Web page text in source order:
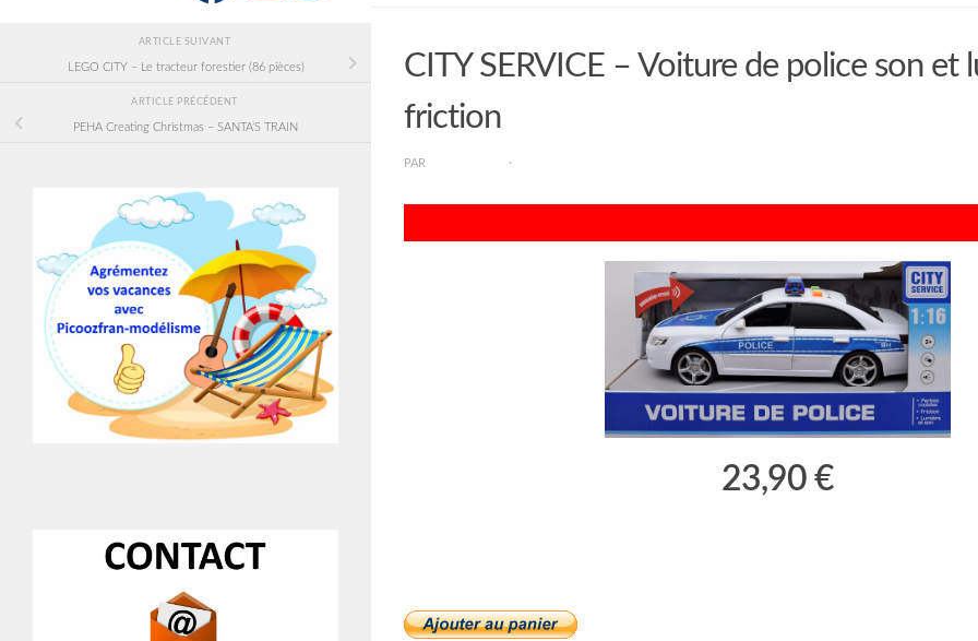
CITY SERVICE – Voiture de police son et
friction
PAR ·
23,90 €
ARTICLE SUIVANT
LEGO CITY – Le tracteur forestier (86 pièces)
ARTICLE PRÉCÉDENT
PEHA Creating Christmas – SANTA’S TRAIN